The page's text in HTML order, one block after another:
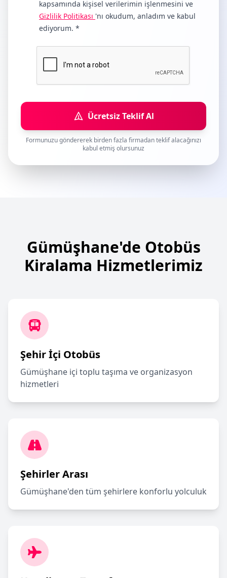
kapsamında kişisel verilerimin işlenmesini ve
Gizlilik Politikası 'nı okudum, anladım ve kabul
ediyorum. *
Ücretsiz Teklif Al
Formunuzu göndererek birden fazla firmadan teklif alacağınızı
kabul etmiş olursunuz
Gümüşhane'de Otobüs
Kiralama Hizmetlerimiz
Şehir İçi Otobüs
Gümüşhane içi toplu taşıma ve organizasyon
hizmetleri
Şehirler Arası
Gümüşhane'den tüm şehirlere konforlu yolculuk